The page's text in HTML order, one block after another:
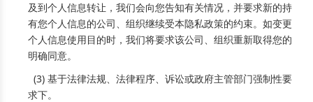
及到个人信息转让，我们会向您告知有关情况，并要求新的持
有您个人信息的公司、组织继续受本隐私政策的约束。如变更
个人信息使用目的时，我们将要求该公司、组织重新取得您的
明确同意。
(3) 基于法律法规、法律程序、诉讼或政府主管部门强制性要
求下。